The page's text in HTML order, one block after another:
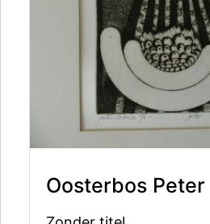
Oosterbos Peter